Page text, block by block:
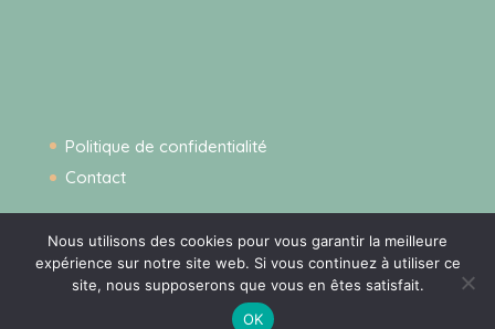
Politique de confidentialité
Contact
Mairie Le Pout - Conception AEL
Nous utilisons des cookies pour vous garantir la meilleure
expérience sur notre site web. Si vous continuez à utiliser ce
site, nous supposerons que vous en êtes satisfait.
OK